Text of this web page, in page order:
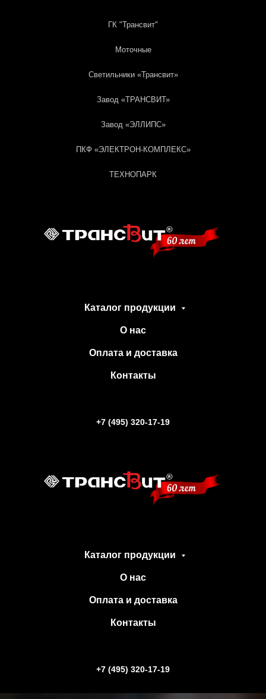
ГК "Трансвит"
Моточные
Светильники «Трансвит»
Завод «ТРАНСВИТ»
Завод «ЭЛЛИПС»
ПКФ «ЭЛЕКТРОН-КОМПЛЕКС»
ТЕХНОПАРК
Каталог продукции
О нас
Оплата и доставка
Контакты
+7 (495) 320-17-19
Каталог продукции
О нас
Оплата и доставка
Контакты
+7 (495) 320-17-19